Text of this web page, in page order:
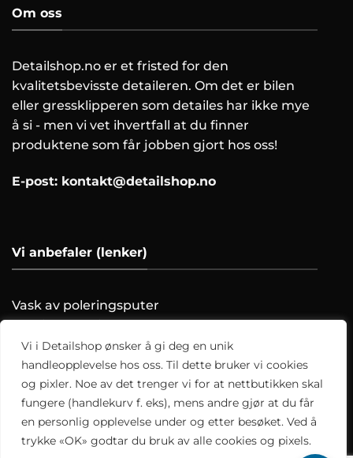
Vi i Detailshop ønsker å gi deg en unik
handleopplevelse hos oss. Til dette bruker vi cookies
og pixler. Noe av det trenger vi for at nettbutikken skal
fungere (handlekurv f. eks), mens andre gjør at du får
en personlig opplevelse under og etter besøket. Ved å
trykke «OK» godtar du bruk av alle cookies og pixels.
Om oss
Detailshop.no er et fristed for den
kvalitetsbevisste detaileren. Om det er bilen
eller gressklipperen som detailes har ikke mye
å si - men vi vet ihvertfall at du finner
produktene som får jobben gjort hos oss!
E-post: kontakt@detailshop.no
Vi anbefaler (lenker)
Vask av poleringsputer
Farging av skinnratt
Vask motoren trygt!
Hvordan clayer du?
Alle artikler